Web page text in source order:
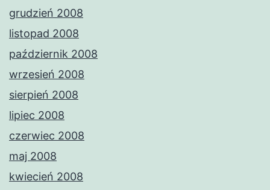
grudzień 2008
listopad 2008
październik 2008
wrzesień 2008
sierpień 2008
lipiec 2008
czerwiec 2008
maj 2008
kwiecień 2008